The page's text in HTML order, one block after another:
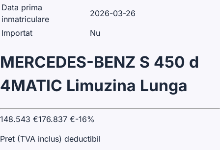
Data prima
inmatriculare
2026-03-26
Importat
Nu
MERCEDES-BENZ S 450 d
4MATIC Limuzina Lunga
148.543 €176.837 €-16%
Pret (TVA inclus) deductibil